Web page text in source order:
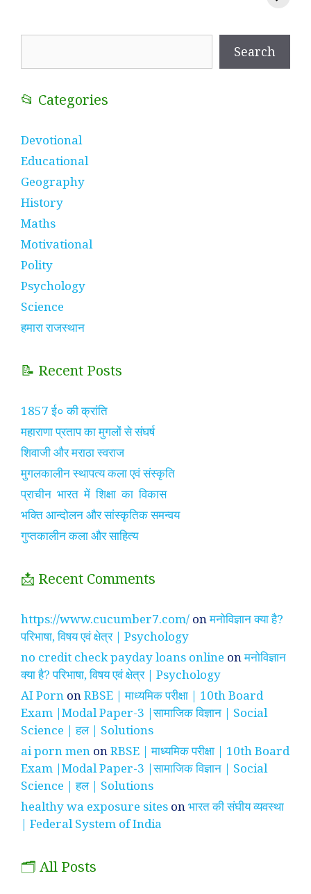
Search
📂 Categories
Devotional
Educational
Geography
History
Maths
Motivational
Polity
Psychology
Science
हमारा राजस्थान
📝 Recent Posts
1857 ई० की क्रांति
महाराणा प्रताप का मुगलों से संघर्ष
शिवाजी और मराठा स्वराज
मुगलकालीन स्थापत्य कला एवं संस्कृति
प्राचीन भारत में शिक्षा का विकास
भक्ति आन्दोलन और सांस्कृतिक समन्वय
गुप्तकालीन कला और साहित्य
📩 Recent Comments
https://www.cucumber7.com/ onमनोविज्ञान क्या है?
परिभाषा, विषय एवं क्षेत्र | Psychology
no credit check payday loans online onमनोविज्ञान
क्या है? परिभाषा, विषय एवं क्षेत्र | Psychology
AI Porn onRBSE | माध्यमिक परीक्षा | 10th Board
Exam |Modal Paper-3 |सामाजिक विज्ञान | Social
Science | हल | Solutions
ai porn men onRBSE | माध्यमिक परीक्षा | 10th Board
Exam |Modal Paper-3 |सामाजिक विज्ञान | Social
Science | हल | Solutions
healthy wa exposure sites onभारत की संघीय व्यवस्था
| Federal System of India
🗂️ All Posts